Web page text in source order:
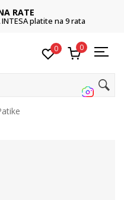
RATE
platite na 9 rata
0 0